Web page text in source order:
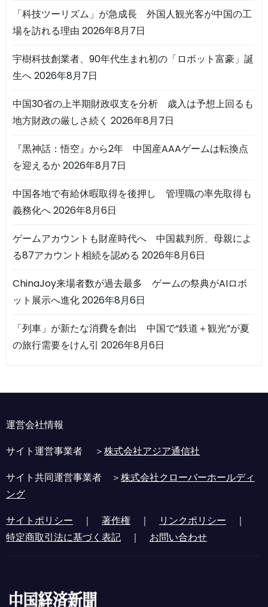
「科技ツーリズム」が急成長 外国人観光客が中国の工
場を訪れる理由 2026年8月7日
宇樹科技創業者、90年代生まれ初の「ロボット富豪」誕
生へ2026年8月7日
中国30省の上半期財政収支を分析 歳入は予想上回るも
地方財政の厳しさ続く 2026年8月7日
『黒神話：悟空』から2年 中国産AAAゲームは転換点
を迎えるか2026年8月7日
中国各地で有給休暇取得を後押し 管理職の率先取得も
義務化へ2026年8月6日
ゲームアカウントも財産時代へ 中国裁判所、母親によ
る87アカウント相続を認める 2026年8月6日
ChinaJoy来場者数が過去最多 ゲームの祭典がAIロボ
ット展示へ進化2026年8月6日
「列車」が新たな消費を創出 中国で“鉄道＋観光”が夏
の旅行需要をけん引 2026年8月6日
運営会社情報
サイト運営事業者 ＞株式会社アジア通信社
サイト共同運営事業者 ＞株式会社クローバーホールディ
ング
サイトポリシー ｜ 著作権 ｜ リンクポリシー ｜
特定商取引法に基づく表記 ｜ お問い合わせ